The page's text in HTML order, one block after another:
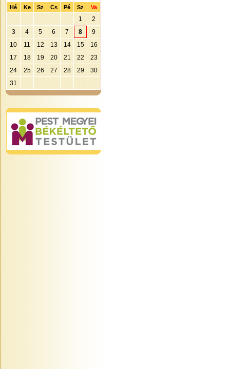
Hé Ke Sz Cs Pé Sz Va
1
2
3
4 5 6 7 8
9
10
11 12 13 14 15
16
17
18 19 20 21 22
23
24
25 26 27 28 29
30
31